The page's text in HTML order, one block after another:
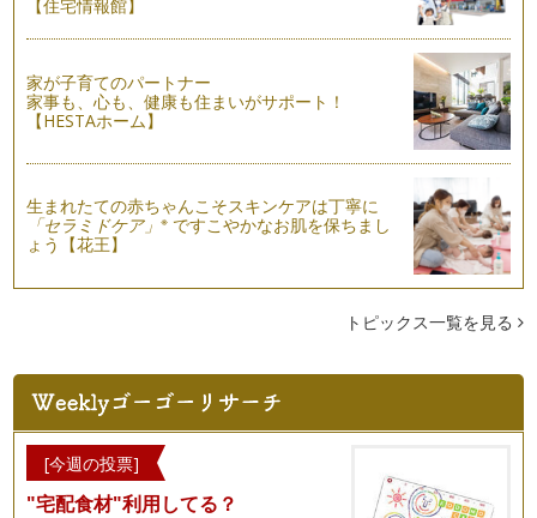
皆さん、こんにちは！野菜ソムリエの岩本 香 です。東京も
とうとう梅雨入りしましたね。家にこ…
野菜でスイーツ♪ 親子で作ろうトマトのブラマンジェ
こんにちは！ 野菜ソムリエの岩本 香です。今年もあっとい
う間にもう半分…6月…
こんにちは！野菜ソムリエの岩本 香です。少しずつ暑い日差
しが感じられるようになってきました…
皆さん、こんにちは！ 野菜ソムリエの岩本 香です。 今回
のコラムでは、私の息子（現…
春だ！野菜を育ててみよう♪②～実践編～
桜が咲き始め、すっかり春ですね♪ 皆さんこんにちは、野菜
ソムリエの岩本 香です。 …
【住宅情報館】
家が子育てのパートナー
家事も、心も、健康も住まいがサポート！
【HESTAホーム】
生まれたての赤ちゃんこそスキンケアは丁寧に
「セラミドケア」※ ですこやかなお肌を保ちまし
ょう【花王】
トピックス一覧を見る
[今週の投票]
"宅配食材"利用してる？